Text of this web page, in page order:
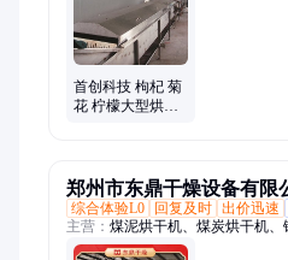
首创科技 枸杞 菊
花 柠檬大型烘干
郑州市东鼎干燥设备有限
综合体验L0
回复及时 出价迅速
主营： 煤泥烘干机、煤炭烘干机